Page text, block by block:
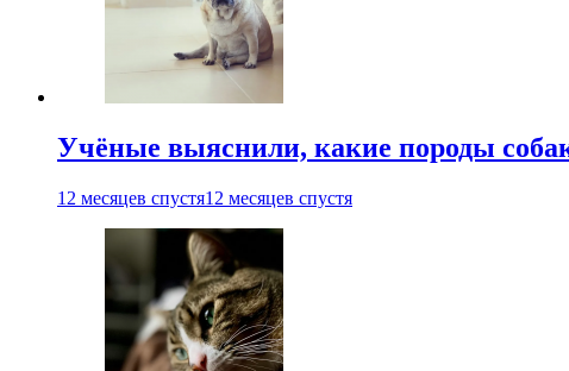
Учёные выяснили, какие породы
12 месяцев спустя12 месяцев спустя